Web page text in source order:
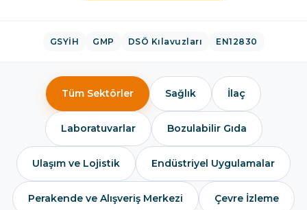
GSYİH GMP DSÖ Kılavuzları EN12830
Tüm Sektörler Sağlık İlaç
Laboratuvarlar Bozulabilir Gıda
Ulaşım ve Lojistik Endüstriyel Uygulamalar
Perakende ve Alışveriş Merkezi Çevre İzleme